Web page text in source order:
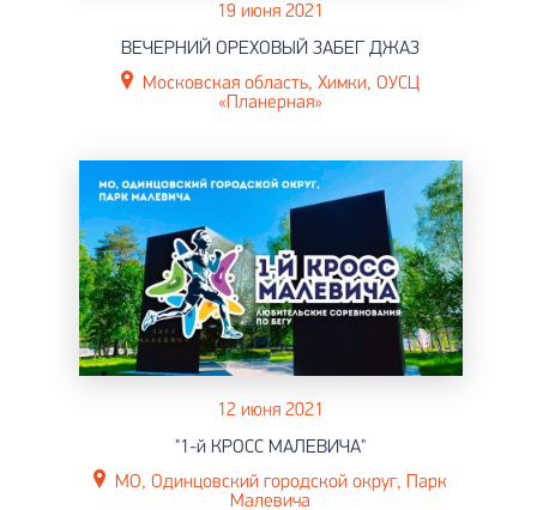
19 июня 2021
ВЕЧЕРНИЙ ОРЕХОВЫЙ ЗАБЕГ ДЖАЗ
Московская область, Химки, ОУСЦ
«Планерная»
12 июня 2021
"1-й КРОСС МАЛЕВИЧА"
МО, Одинцовский городской округ, Парк
Малевича